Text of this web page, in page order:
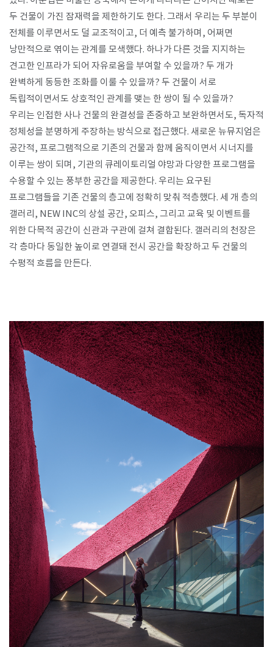
두 건물이 가진 잠재력을 제한하기도 한다. 그래서 우리는 두 부분이
전체를 이루면서도 덜 교조적이고, 더 예측 불가하며, 어쩌면
낭만적으로 엮이는 관계를 모색했다. 하나가 다른 것을 지지하는
견고한 인프라가 되어 자유로움을 부여할 수 있을까? 두 개가
완벽하게 동등한 조화를 이룰 수 있을까? 두 건물이 서로
독립적이면서도 상호적인 관계를 맺는 한 쌍이 될 수 있을까?
우리는 인접한 사나 건물의 완결성을 존중하고 보완하면서도, 독자적
정체성을 분명하게 주장하는 방식으로 접근했다. 새로운 뉴뮤지엄은
공간적, 프로그램적으로 기존의 건물과 함께 움직이면서 시너지를
이루는 쌍이 되며, 기관의 큐레이토리얼 야망과 다양한 프로그램을
수용할 수 있는 풍부한 공간을 제공한다. 우리는 요구된
프로그램들을 기존 건물의 층고에 정확히 맞춰 적층했다. 세 개 층의
갤러리, NEW INC의 상설 공간, 오피스, 그리고 교육 및 이벤트를
위한 다목적 공간이 신관과 구관에 걸쳐 결합된다. 갤러리의 천장은
각 층마다 동일한 높이로 연결돼 전시 공간을 확장하고 두 건물의
수평적 흐름을 만든다.